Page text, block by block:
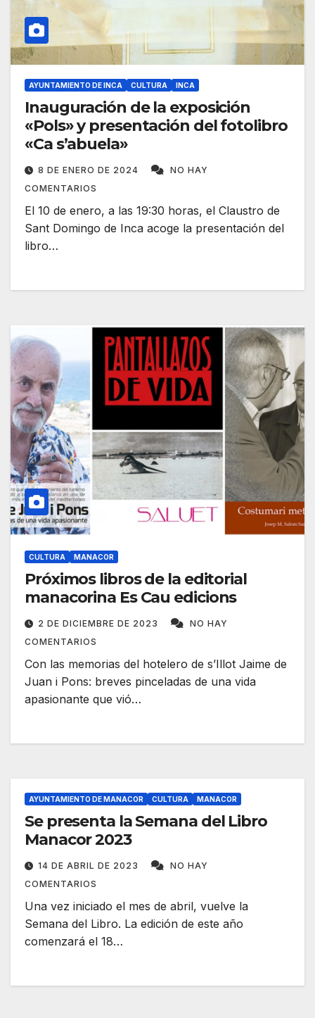
AYUNTAMIENTO DE INCA CULTURA INCA
Inauguración de la exposición
«Pols» y presentación del fotolibro
«Ca s’abuela»
8 DE ENERO DE 2024
NO HAY
COMENTARIOS
El 10 de enero, a las 19:30 horas, el Claustro de
Sant Domingo de Inca acoge la presentación del
libro…
CULTURA MANACOR
Próximos libros de la editorial
manacorina Es Cau edicions
2 DE DICIEMBRE DE 2023
NO HAY
COMENTARIOS
Con las memorias del hotelero de s’Illot Jaime de
Juan i Pons: breves pinceladas de una vida
apasionante que vió…
AYUNTAMIENTO DE MANACOR CULTURA MANACOR
Se presenta la Semana del Libro
Manacor 2023
14 DE ABRIL DE 2023
NO HAY
COMENTARIOS
Una vez iniciado el mes de abril, vuelve la
Semana del Libro. La edición de este año
comenzará el 18…